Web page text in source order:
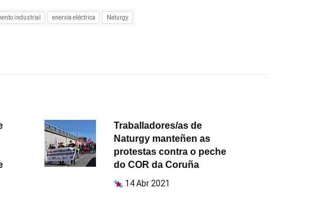
industrial enerxía eléctrica Naturgy
Traballadores/as de
Naturgy manteñen as
protestas contra o peche
do COR da Coruña
14 Abr 2021